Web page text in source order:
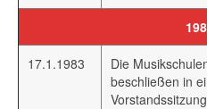
17.1.1983
Die
beschließen in